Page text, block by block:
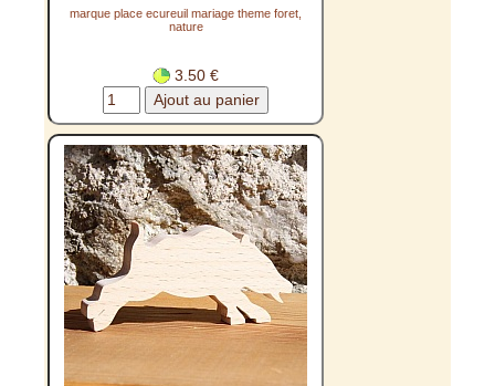
marque place ecureuil mariage theme foret,
nature
3.50 €